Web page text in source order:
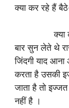
क्या कर रहे हैं
क्या कर रहे
बार सुन लेते थे
जिंदगी याद
करता है उसकी
जाता है तो
नहीं है ।